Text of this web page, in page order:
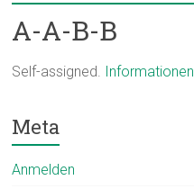
A-A-B-B
Self-assigned. Informationen
Meta
Anmelden